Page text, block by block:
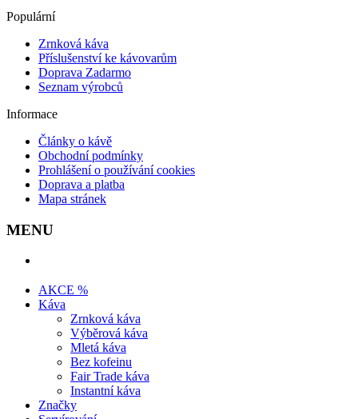
Populární
Zrnková káva
Příslušenství ke kávovarům
Doprava Zadarmo
Seznam výrobců
Informace
Články o kávě
Obchodní podmínky
Prohlášení o používání cookies
Doprava a platba
Mapa stránek
MENU
AKCE %
Káva
Zrnková káva
Výběrová káva
Mletá káva
Bez kofeinu
Fair Trade káva
Instantní káva
Značky